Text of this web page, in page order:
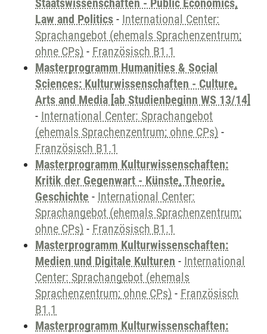
Staatswissenschaften - Public Economics,
Law and Politics - International Center:
Sprachangebot (ehemals Sprachenzentrum;
ohne CPs) - Französisch B1.1
Masterprogramm Humanities & Social
Sciences: Kulturwissenschaften - Culture,
Arts and Media [ab Studienbeginn WS 13/14]
- International Center: Sprachangebot
(ehemals Sprachenzentrum; ohne CPs) -
Französisch B1.1
Masterprogramm Kulturwissenschaften:
Kritik der Gegenwart - Künste, Theorie,
Geschichte - International Center:
Sprachangebot (ehemals Sprachenzentrum;
ohne CPs) - Französisch B1.1
Masterprogramm Kulturwissenschaften:
Medien und Digitale Kulturen - International
Center: Sprachangebot (ehemals
Sprachenzentrum; ohne CPs) - Französisch
B1.1
Masterprogramm Kulturwissenschaften: